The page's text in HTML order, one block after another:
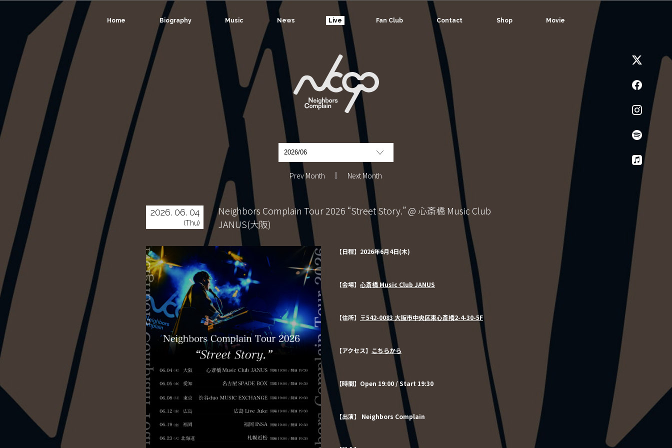
Home Biography Music News Live Fan Club Contact Shop Movie
Prev Month Next Month
2026. 06. 04
(Thu)
Neighbors Complain Tour 2026 “Street Story.” @ ⼼斎橋 Music Club
JANUS(大阪)
【日程】2026年6⽉4⽇(⽊)
【会場】 心斎橋 Music Club JANUS
【住所】 〒542-0083 大阪市中央区東心斎橋2-4-30-5F
【アクセス】 こちらから
【時間】Open 19:00 / Start 19:30
【出演】 Neighbors Complain